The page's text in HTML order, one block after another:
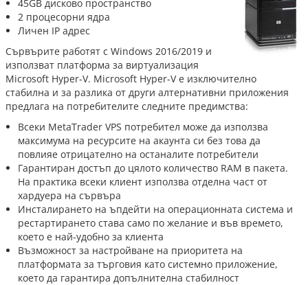
45GB дисково пространство
2 процесорни ядра
Личен IP адрес
Сървърите работят с Windows 2016/2019 и
използват платформа за виртуализация
Microsoft Hyper-V. Microsoft Hyper-V е изключително
стабилна и за разлика от други алтернативни приложения
предлага на потребителите следните предимства:
Всеки MetaTrader VPS потребител може да използва
максимума на ресурсите на акаунта си без това да
повлияе отрицателно на останалите потребители
Гарантиран достъп до цялото количество RAM в пакета.
На практика всеки клиент използва отделна част от
хардуера на сървъра
Инсталирането на ъпдейти на операционната система и
рестартирането става само по желание и във времето,
което е най-удобно за клиента
Възможност за настройване на приоритета на
платформата за търговия като системно приложение,
което да гарантира допълнителна стабилност